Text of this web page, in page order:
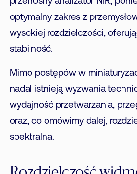
przenośny analizator NIR,
optymalny zakres z
wysokiej rozdzielczości,
stabilność.
Mimo postępów w
nadal istnieją wyzwania
wydajność przetwarzania,
oraz, co omówimy dalej,
spektralna.